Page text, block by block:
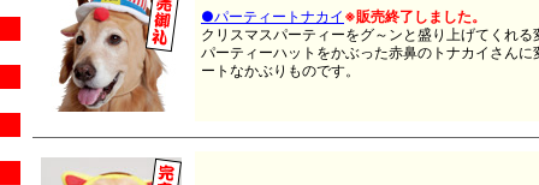
●パーティートナカイ ※販売終了しました。
クリスマスパーティーをグ～ンと盛り上げてくれ
パーティーハットをかぶった赤鼻のトナカイさん
ートなかぶりものです。